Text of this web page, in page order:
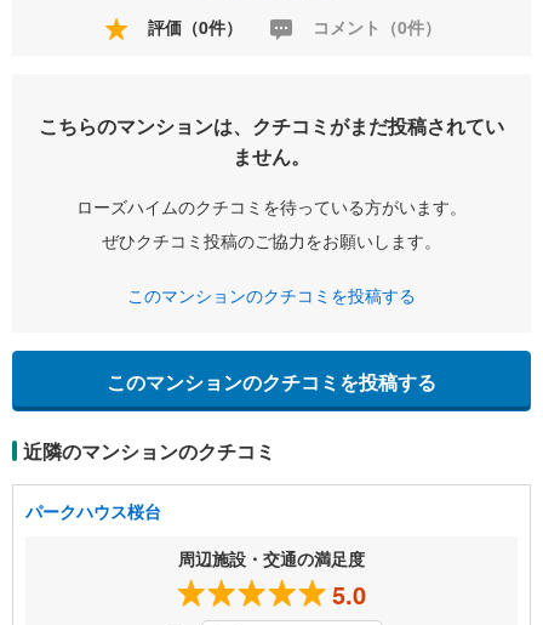
評価（0件） コメント（0件）
こちらのマンションは、クチコミがまだ投稿されてい
ません。
ローズハイムのクチコミを待っている方がいます。
ぜひクチコミ投稿のご協力をお願いします。
このマンションのクチコミを投稿する
このマンションのクチコミを投稿する
近隣のマンションのクチコミ
パークハウス桜台
周辺施設・交通の満足度
5.0